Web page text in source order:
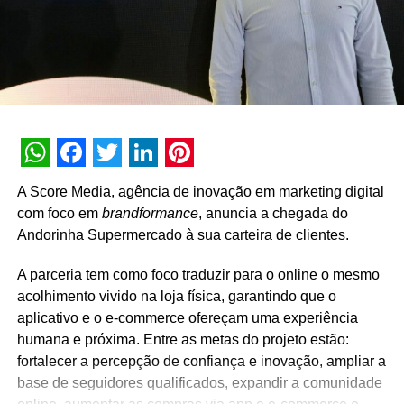
marca possui 54 propriedades esportivas, entre elas
contratos com o NBB, a Confederação Brasileira de
Futebol de Salão (CBFS), e as principais federações de
futebol, futsal, vôlei e basquete do Brasil.
Roberto Estefano, que atualmente é presidente do
Conselho de Administração da Cambuci S.A., detentora
da Penalty, será um dos protagonistas da ação
comemorativa. Por meio de vídeos-depoimento, o criador
do período.
WhatsApp
Facebook
Twitter
LinkedIn
Pinterest
A Score Media, agência de inovação em marketing digital
com foco em brandformance, anuncia a chegada do
Andorinha Supermercado à sua carteira de clientes.
A parceria tem como foco traduzir para o online o mesmo
acolhimento vivido na loja física, garantindo que o
aplicativo e o e-commerce ofereçam uma experiência
humana e próxima. Entre as metas do projeto estão:
fortalecer a percepção de confiança e inovação, ampliar a
base de seguidores qualificados, expandir a comunidade